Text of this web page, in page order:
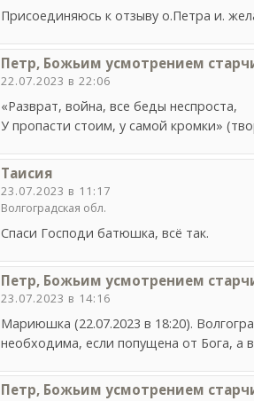
Присоединяюсь к отзыву о.Петра и.
Петр, Божьим усмотрением
22.07.2023 в 22:06
«Разврат, война, все беды неспроста,
У пропасти стоим, у самой кромки»
Таисия
23.07.2023 в 11:17
Волгоградская обл.
Спаси Господи батюшка, всё так.
Петр, Божьим усмотрением
23.07.2023 в 14:16
Мариюшка (22.07.2023 в 18:20).
необходима, если попущена от Бога,
Петр, Божьим усмотрением